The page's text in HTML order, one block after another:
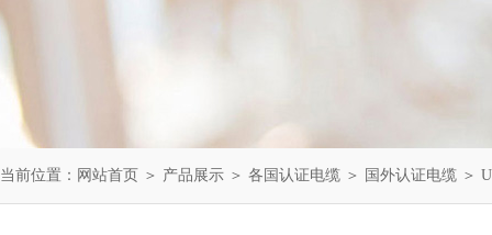
当前位置： 网站首页 ＞ 产品展示 ＞ 各国认证电缆 ＞ 国外认证电缆 ＞